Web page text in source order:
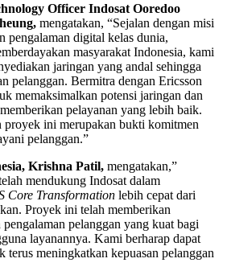
Officer Indosat Ooredoo
mengatakan, “Sejalan dengan misi
pengalaman digital kelas dunia,
masyarakat Indonesia, kami
jaringan yang andal sehingga
pelanggan. Bermitra dengan Ericsson
memaksimalkan potensi jaringan dan
pelayanan yang lebih baik.
proyek ini merupakan bukti komitmen
pelanggan.”
Krishna Patil, mengatakan,”
mendukung Indosat dalam
Core Transformation lebih cepat dari
Proyek ini telah memberikan
pelanggan yang kuat bagi
layanannya. Kami berharap dapat
terus meningkatkan kepuasan pelanggan